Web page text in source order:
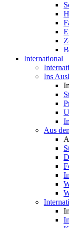
International
Ins
Aus